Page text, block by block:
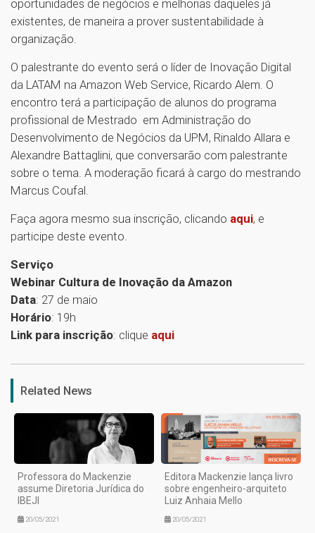
oportunidades de negócios e melhorias daqueles já
existentes, de maneira a prover sustentabilidade à
organização.
O palestrante do evento será o líder de Inovação Digital
da LATAM na Amazon Web Service, Ricardo Alem. O
encontro terá a participação de alunos do programa
profissional de Mestrado em Administração do
Desenvolvimento de Negócios da UPM, Rinaldo Allara e
Alexandre Battaglini, que conversarão com palestrante
sobre o tema. A moderação ficará à cargo do mestrando
Marcus Coufal.
Faça agora mesmo sua inscrição, clicando aqui, e
participe deste evento.
Serviço
Webinar Cultura de Inovação da Amazon
Data: 27 de maio
Horário: 19h
Link para inscrição: clique aqui
1
Related News
Professora do Mackenzie
assume Diretoria Jurídica do
IBEJI
20/05/2021
Editora Mackenzie lança livro
sobre engenheiro-arquiteto
Luiz Anhaia Mello
20/05/2021